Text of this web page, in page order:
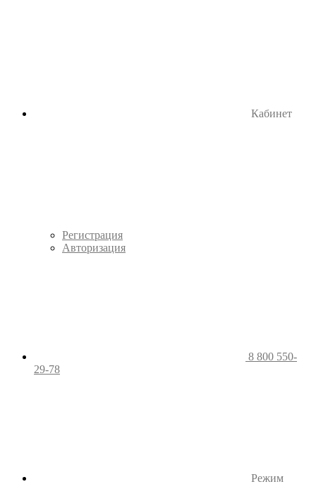
Кабинет
Регистрация
Авторизация
8 800 550-
29-78
Режим